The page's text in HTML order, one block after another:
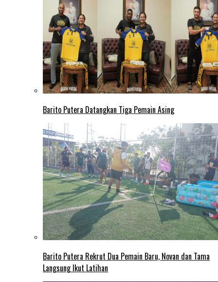
Barito Putera Datangkan Tiga Pemain Asing
Barito Putera Rekrut Dua Pemain Baru, Novan dan Tama
Langsung Ikut Latihan